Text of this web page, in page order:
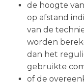
de hoogte
op afstand
van de
worden
dan het
gebruikte
of de